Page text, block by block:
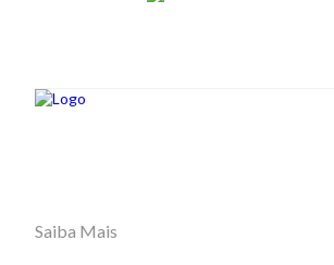
Saiba Mais